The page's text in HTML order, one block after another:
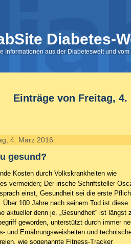
Diabetes-
Informationen aus der Diabeteswelt und
Einträge von Freitag, 4.
4. März 2016
gesund?
Kosten durch Volkskrankheiten wie
vermeiden; Der irische Schriftsteller
einst, Gesundheit sei die erste
Über 100 Jahre nach seinem Tod ist diese
aktueller denn je. „Gesundheit“ ist längst
geworden, unterstützt durch immer
und Ernährungsweisheiten und
wie sogenannte Fitness-Tracker